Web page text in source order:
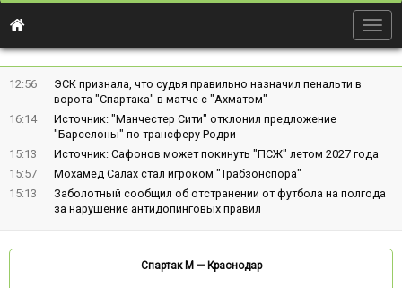
12:56
ЭСК признала, что судья правильно назначил пенальти в
ворота "Спартака" в матче с "Ахматом"
16:14
Источник: "Манчестер Сити" отклонил предложение
"Барселоны" по трансферу Родри
15:13
Источник: Сафонов может покинуть "ПСЖ" летом 2027 года
15:57
Мохамед Салах стал игроком "Трабзонспора"
15:13
Заболотный сообщил об отстранении от футбола на полгода
за нарушение антидопинговых правил
Спартак М — Краснодар